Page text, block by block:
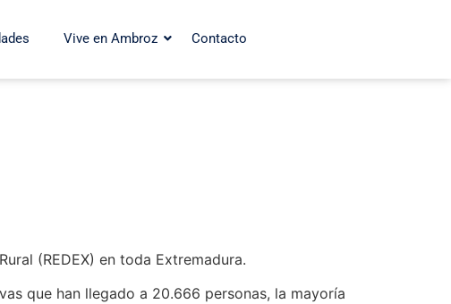
Vive en Ambroz Contacto
(REDEX) en toda Extremadura.
que han llegado a 20.666 personas, la mayoría